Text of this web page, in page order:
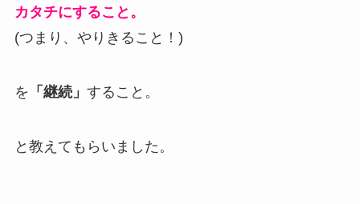
カタチにすること。
(つまり、やりきること！)
を 「継続」 すること。
と教えてもらいました。